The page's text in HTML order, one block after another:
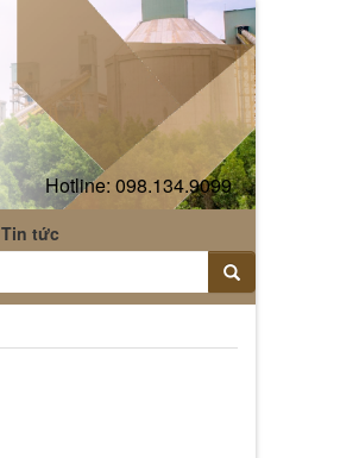
Hotline: 098.134.9099
Tin tức